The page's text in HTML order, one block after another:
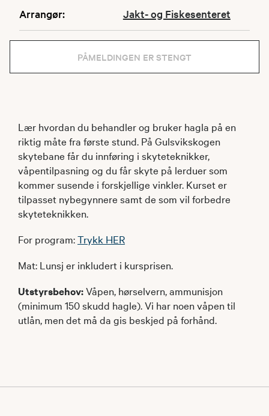
Arrangør: Jakt- og Fiskesenteret
PÅMELDINGEN ER STENGT
Lær hvordan du behandler og bruker hagla på en
riktig måte fra første stund. På Gulsvikskogen
skytebane får du innføring i skyteteknikker,
våpentilpasning og du får skyte på lerduer som
kommer susende i forskjellige vinkler. Kurset er
tilpasset nybegynnere samt de som vil forbedre
skyteteknikken.
For program:Trykk HER
Mat: Lunsj er inkludert i kursprisen.
Utstyrsbehov:Våpen, hørselvern, ammunisjon
(minimum 150 skudd hagle). Vi har noen våpen til
utlån, men det må da gis beskjed på forhånd.